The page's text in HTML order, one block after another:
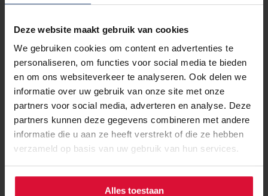
Deze website maakt gebruik van cookies
We gebruiken cookies om content en advertenties te
personaliseren, om functies voor social media te bieden
en om ons websiteverkeer te analyseren. Ook delen we
informatie over uw gebruik van onze site met onze
partners voor social media, adverteren en analyse. Deze
partners kunnen deze gegevens combineren met andere
informatie die u aan ze heeft verstrekt of die ze hebben
verzameld op basis van uw gebruik van hun services.
Alles toestaan
30 maart 2026
Belastingaangifte doen? Mogelijk
krijg je geld terug voor je